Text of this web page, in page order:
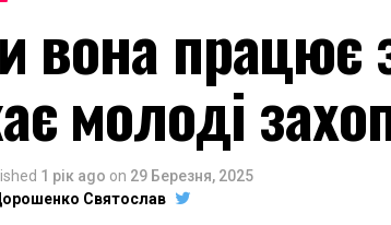
вона працює
молоді
1 рік ago on 29 Березня, 2025
Святослав